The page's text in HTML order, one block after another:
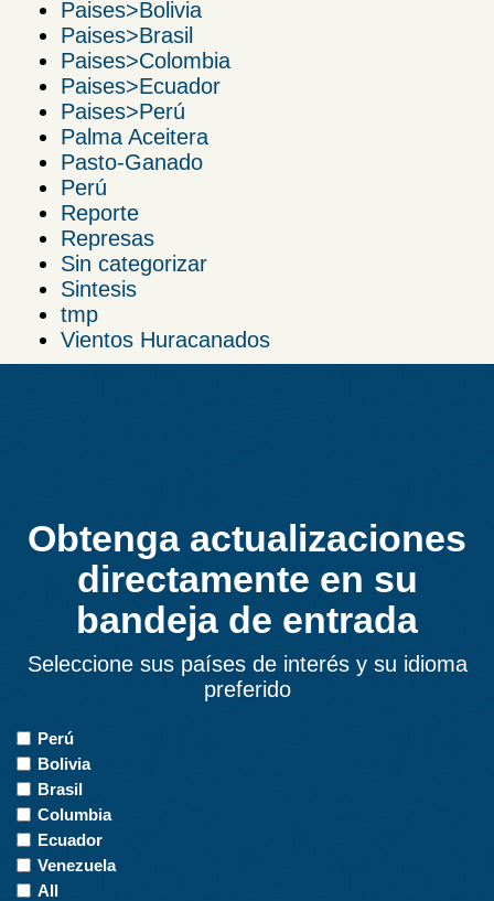
Paises>Bolivia
Paises>Brasil
Paises>Colombia
Paises>Ecuador
Paises>Perú
Palma Aceitera
Pasto-Ganado
Perú
Reporte
Represas
Sin categorizar
Sintesis
tmp
Vientos Huracanados
Obtenga actualizaciones
directamente en su
bandeja de entrada
Seleccione sus países de interés y su idioma
preferido
Countries
of
Interest
Perú
Bolivia
Brasil
Columbia
Ecuador
Venezuela
All